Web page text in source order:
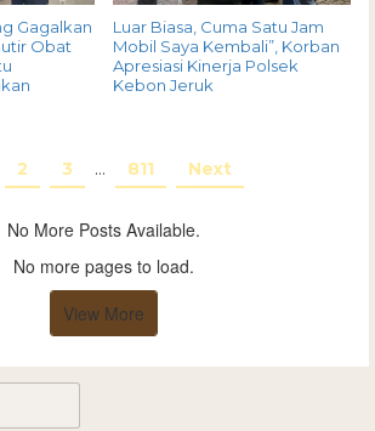
Gagalkan
Obat
Luar Biasa, Cuma Satu Jam
Mobil Saya Kembali”, Korban
Apresiasi Kinerja Polsek
Kebon Jeruk
2 3 … 811 Next
No More Posts Available.
No more pages to load.
View More